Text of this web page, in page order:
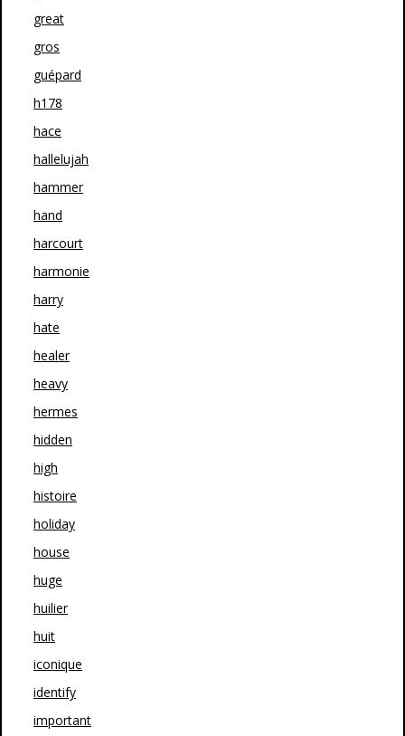
great
gros
guépard
h178
hace
hallelujah
hammer
hand
harcourt
harmonie
harry
hate
healer
heavy
hermes
hidden
high
histoire
holiday
house
huge
huilier
huit
iconique
identify
important